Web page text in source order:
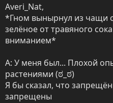
Averi_Nat,
*Гном вынырнул из чащи
зелёное от травяного
вниманием*
А: У меня был... Плохой
растениями (ಠ⁠_⁠ಠ)
Я бы сказал, что
запрещены